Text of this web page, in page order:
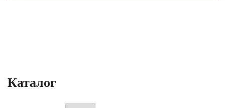
Каталог